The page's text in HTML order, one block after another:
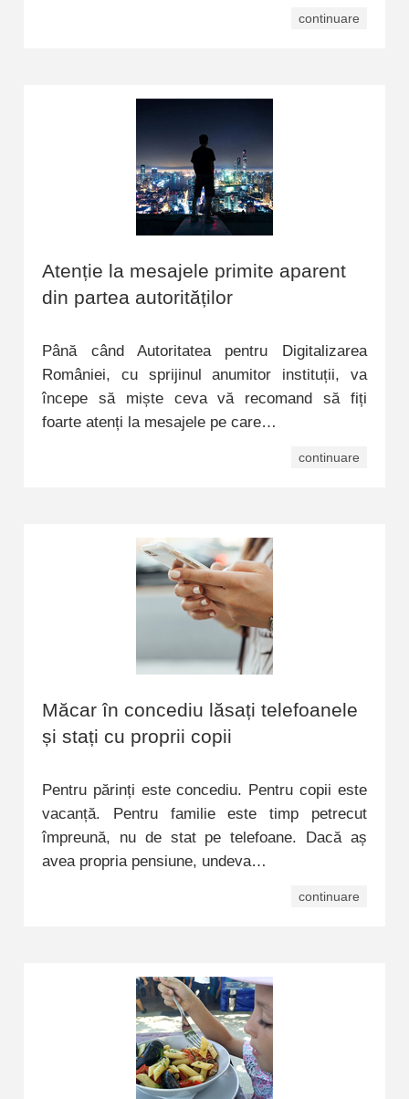
continuare
Atenție la mesajele primite aparent
din partea autorităților
Până când Autoritatea pentru Digitalizarea
României, cu sprijinul anumitor instituții, va
începe să miște ceva vă recomand să fiți
foarte atenți la mesajele pe care…
continuare
Măcar în concediu lăsați telefoanele
și stați cu proprii copii
Pentru părinți este concediu. Pentru copii este
vacanță. Pentru familie este timp petrecut
împreună, nu de stat pe telefoane. Dacă aș
avea propria pensiune, undeva…
continuare